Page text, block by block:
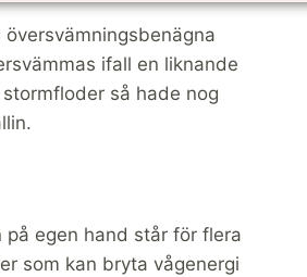
ifall en liknande
så hade nog
egen hand står för flera
som kan bryta vågenergi